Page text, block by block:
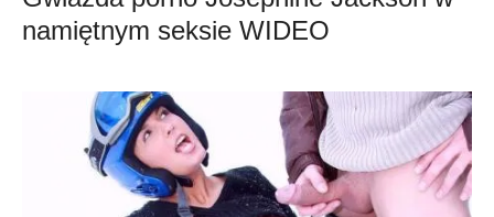
namiętnym seksie WIDEO